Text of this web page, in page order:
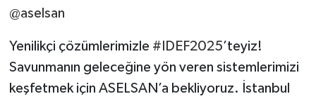
@aselsan
Yenilikçi çözümlerimizle #IDEF2025’teyiz!
Savunmanın geleceğine yön veren sistemlerimizi
keşfetmek için ASELSAN’a bekliyoruz. İstanbul